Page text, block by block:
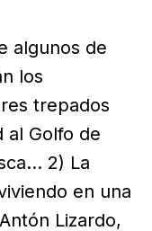
algunos de
los
trepados
al Golfo de
2) La
en una
Lizardo,